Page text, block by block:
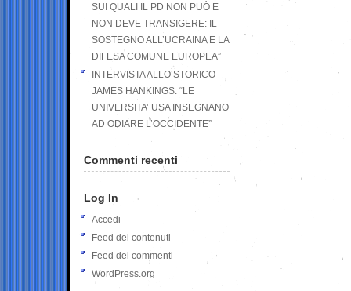
SUI QUALI IL PD NON PUÒ E
NON DEVE TRANSIGERE: IL
SOSTEGNO ALL’UCRAINA E LA
DIFESA COMUNE EUROPEA”
INTERVISTA ALLO STORICO
JAMES HANKINGS: “LE
UNIVERSITA’ USA INSEGNANO
AD ODIARE L’OCCIDENTE”
Commenti recenti
Log In
Accedi
Feed dei contenuti
Feed dei commenti
WordPress.org